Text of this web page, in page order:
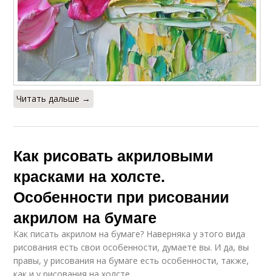
Читать дальше →
Как рисовать акриловыми
красками на холсте.
Особенности при рисовании
акрилом на бумаге
Как писать акрилом на бумаге? Наверняка у этого вида
рисования есть свои особенности, думаете вы. И да, вы
правы, у рисования на бумаге есть особенности, также,